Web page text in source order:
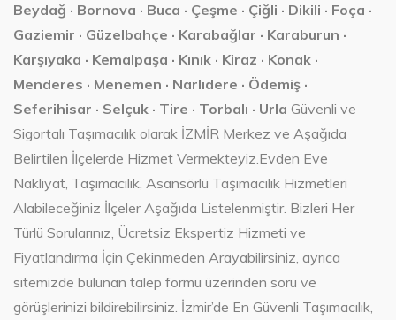
Beydağ · Bornova · Buca · Çeşme · Çiğli · Dikili · Foça ·
Gaziemir · Güzelbahçe · Karabağlar · Karaburun ·
Karşıyaka · Kemalpaşa · Kınık · Kiraz · Konak ·
Menderes · Menemen · Narlıdere · Ödemiş ·
Seferihisar · Selçuk · Tire · Torbalı · Urla Güvenli ve
Sigortalı Taşımacılık olarak İZMİR Merkez ve Aşağıda
Belirtilen İlçelerde Hizmet Vermekteyiz.Evden Eve
Nakliyat, Taşımacılık, Asansörlü Taşımacılık Hizmetleri
Alabileceğiniz İlçeler Aşağıda Listelenmiştir. Bizleri Her
Türlü Sorularınız, Ücretsiz Ekspertiz Hizmeti ve
Fiyatlandırma İçin Çekinmeden Arayabilirsiniz, ayrıca
sitemizde bulunan talep formu üzerinden soru ve
görüşlerinizi bildirebilirsiniz. İzmir’de En Güvenli Taşımacılık,